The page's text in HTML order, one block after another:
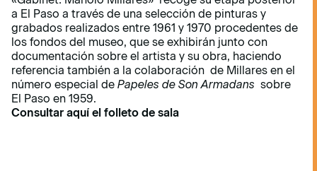
a El Paso a través de una selección de pinturas y
grabados realizados entre 1961 y 1970 procedentes de
los fondos del museo, que se exhibirán junto con
documentación sobre el artista y su obra, haciendo
referencia también a la colaboración de Millares en el
número especial de Papeles de Son Armadans sobre
El Paso en 1959.
Consultar aquí el folleto de sala